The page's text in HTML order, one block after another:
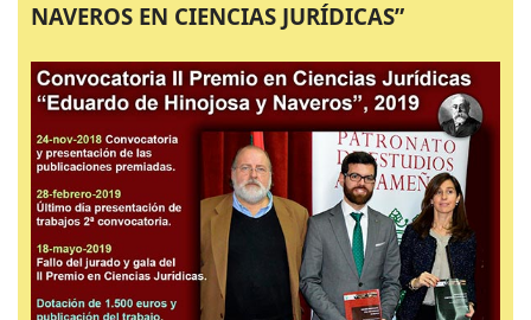
NAVEROS EN CIENCIAS JURÍDICAS”